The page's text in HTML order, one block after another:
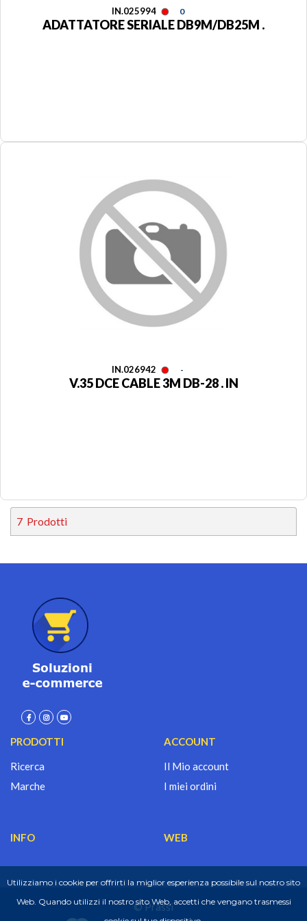
IN.025994 0
ADATTATORE SERIALE DB9M/DB25M .
IN.026942 -
V.35 DCE CABLE 3M DB-28 . IN
7 Prodotti
PRODOTTI
Ricerca
Marche
ACCOUNT
Il Mio account
I miei ordini
INFO WEB
© Prassi
Utilizziamo i cookie per offrirti la miglior esperienza possibile sul nostro sito
Web. Quando utilizzi il nostro sito Web, accetti che vengano trasmessi